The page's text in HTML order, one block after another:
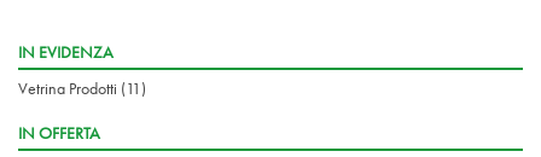
IN EVIDENZA
Vetrina Prodotti (11)
IN OFFERTA